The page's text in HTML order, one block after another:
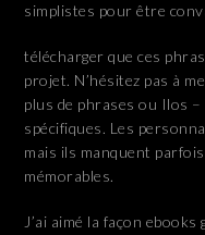
simplistes pour être
télécharger que ces
projet. N’hésitez pas à
plus de phrases ou Ilos
spécifiques. Les
mais ils manquent
mémorables.
J’ai aimé la façon